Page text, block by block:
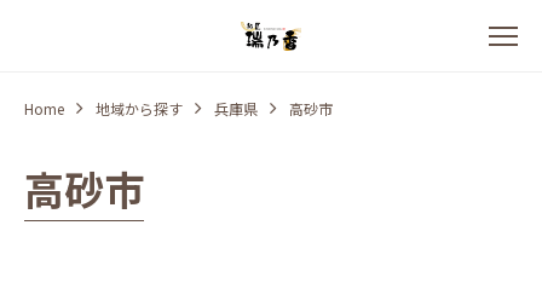
Home 地域から探す 兵庫県 高砂市
高砂市